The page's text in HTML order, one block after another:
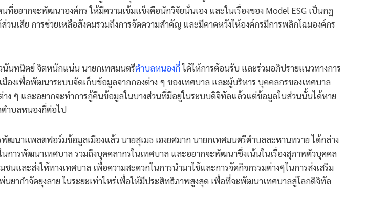
ยากจะพัฒนาองค์กร ให้มีความเข้มแข็งคือนักวิจัยนั่นเอง และในเรื่องของ Model ESG เป็นกฎ
เสีย การช่วยเหลือสังคมรวมถึงการจัดความสำคัญ และมีคาดหวังให้องค์กรมีการพลิกโฉมองค์กร
นันทนิตย์ จิตหนักแน่น นายกเทศมนตรีตำบลหนองกี่ได้ให้การต้อนรับ และร่วมอภิปรายแนวทางการ
เพื่อพัฒนาระบบจัดเก็บข้อมูลจากกองต่าง ๆ ของเทศบาล และผู้บริหาร บุคคลกรของเทศบาล
าง ๆ และอยากจะทำการกู้คืนข้อมูลในบางส่วนที่มีอยู่ในระบบดิจิทัลแล้วแต่ข้อมูลในส่วนนั้นได้หาย
ำบลหนองกี่ต่อไป
าแพลตฟอร์มข้อมูลเมืองแล้ว นายสุเมธ เฮงยศมาก นายกเทศมนตรีตำบลละหานทราย ได้กล่าง
นการพัฒนาเทศบาล รวมถึงบุคคลากรในเทศบาล และอยากจะพัฒนาซึ่งเน้นในเรื่องสุภาพตัวบุคคล
ละส่งให้ทางเทศบาล เพื่อความสะดวกในการนำมาใช้และการจัดกิจกรรมต่างๆในการส่งเสริม
ยากำจัดยุงลาย ในระยะเท่าไหร่เพื่อให้มีประสิทธิภาพสูงสุด เพื่อที่จะพัฒนาเทศบาลสู่โลกดิจิทัล